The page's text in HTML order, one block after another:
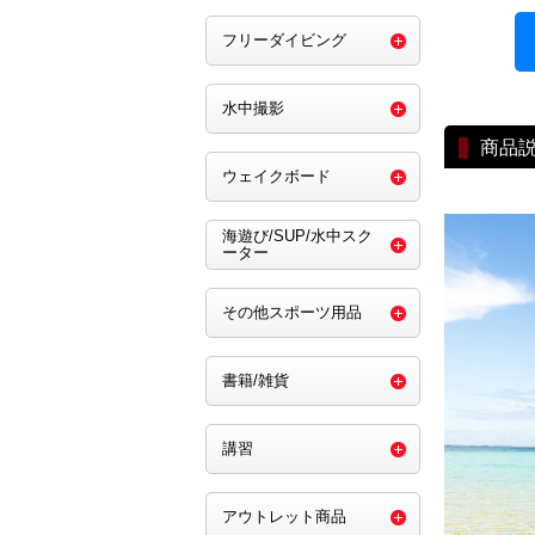
商品
フリーダイビング
水中撮影
ウェイクボード
海遊び/SUP/水中スク
ーター
その他スポーツ用品
書籍/雑貨
講習
アウトレット商品